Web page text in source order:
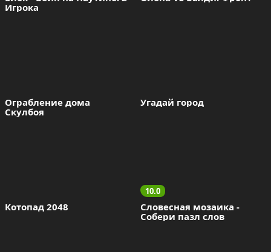
Игрока
Ограбление дома
Скулбоя
Угадай город
Котопад 2048
10.0
Словесная мозаика -
Собери пазл слов